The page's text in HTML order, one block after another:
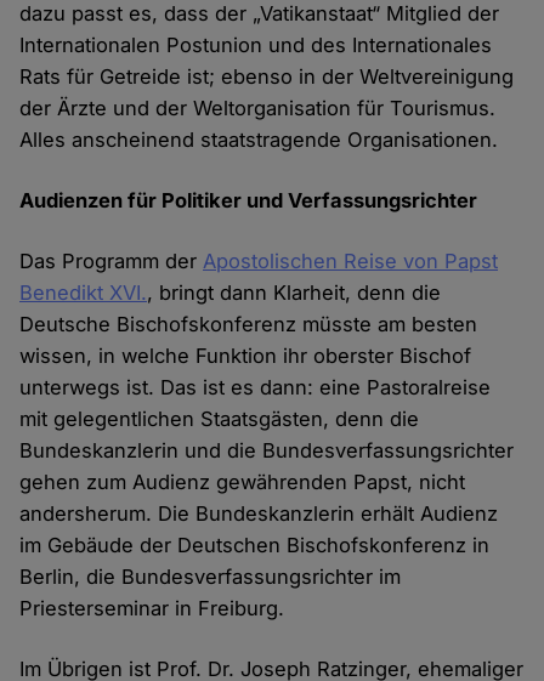
dazu passt es, dass der „Vatikanstaat“ Mitglied der
Internationalen Postunion und des Internationales
Rats für Getreide ist; ebenso in der Weltvereinigung
der Ärzte und der Weltorganisation für Tourismus.
Alles anscheinend staatstragende Organisationen.
Audienzen für Politiker und Verfassungsrichter
Das Programm derApostolischen Reise von Papst
Benedikt XVI., bringt dann Klarheit, denn die
Deutsche Bischofskonferenz müsste am besten
wissen, in welche Funktion ihr oberster Bischof
unterwegs ist. Das ist es dann: eine Pastoralreise
mit gelegentlichen Staatsgästen, denn die
Bundeskanzlerin und die Bundesverfassungsrichter
gehen zum Audienz gewährenden Papst, nicht
andersherum. Die Bundeskanzlerin erhält Audienz
im Gebäude der Deutschen Bischofskonferenz in
Berlin, die Bundesverfassungsrichter im
Priesterseminar in Freiburg.
Im Übrigen ist Prof. Dr. Joseph Ratzinger, ehemaliger